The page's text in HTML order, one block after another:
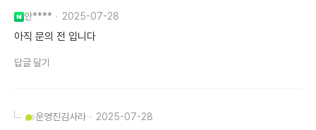
안**** 2025-07-28
아직 문의 전 입니다
답글 달기
운영진김사라 2025-07-28